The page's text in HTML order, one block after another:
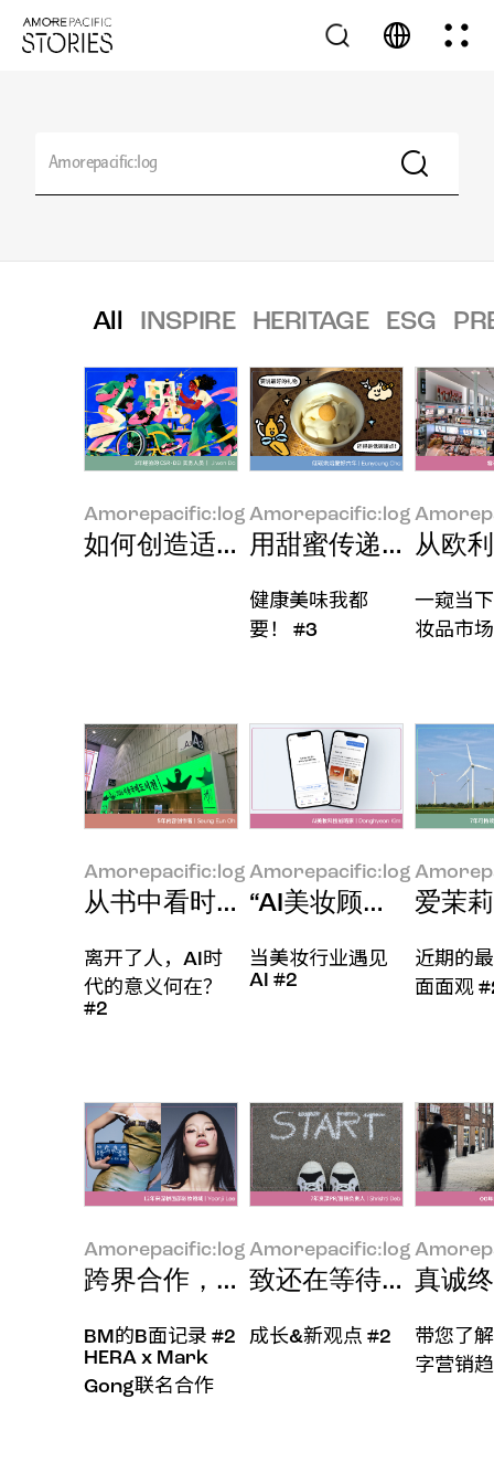
All INSPIRE HERITAGE ESG
Amorepacific:log
如何创造适合所有人的美妆
Amorepacific:log
用甜蜜传递温暖
健康美味我都
要！ #3
从欧
一窥当
妆品市
Amorepacific:log
从书中看时代风貌
离开了人，AI时
代的意义何在？
#2
Amorepacific:log
“AI美妆顾问
当美妆行业遇见
AI #2
爱茉
近期的
面面观
Amorepacific:log
跨界合作，为品牌注入全新维度
BM的B面记录 #2
HERA x Mark
Gong联名合作
Amorepacific:log
致还在等待身心准
成长&新观点 #2
真诚
带您了
字营销